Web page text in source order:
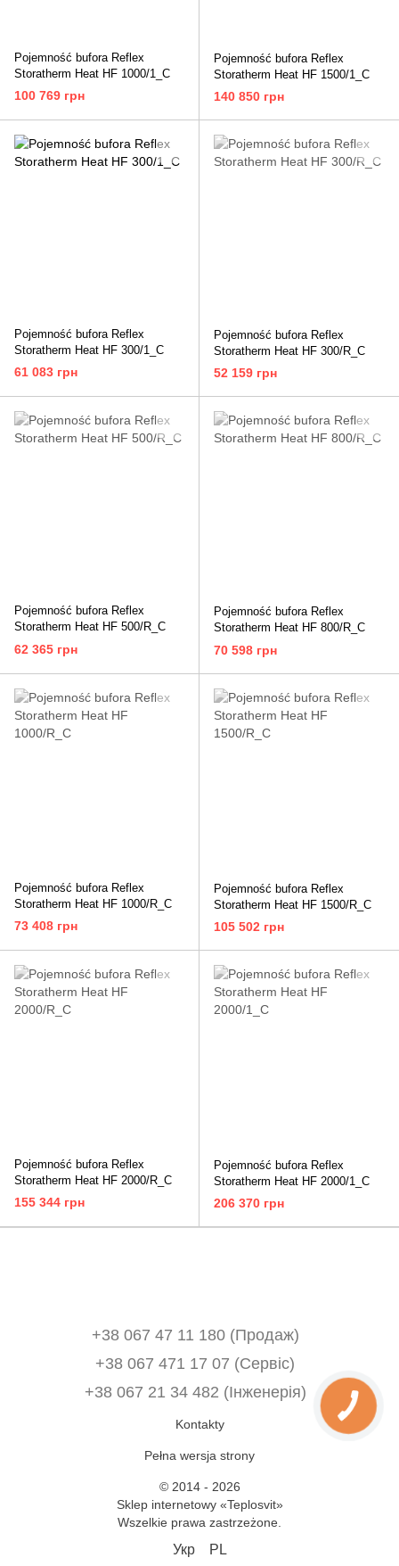
Pojemność bufora Reflex
Storatherm Heat HF 1000/1_C
100 769 грн
Pojemność bufora Reflex
Storatherm Heat HF 1500/1_C
140 850 грн
Pojemność bufora Reflex
Storatherm Heat HF 300/1_C
61 083 грн
Pojemność bufora Reflex
Storatherm Heat HF 300/R_C
52 159 грн
Pojemność bufora Reflex
Storatherm Heat HF 500/R_C
62 365 грн
Pojemność bufora Reflex
Storatherm Heat HF 800/R_C
70 598 грн
Pojemność bufora Reflex
Storatherm Heat HF 1000/R_C
73 408 грн
Pojemność bufora Reflex
Storatherm Heat HF 1500/R_C
105 502 грн
Pojemność bufora Reflex
Storatherm Heat HF 2000/R_C
155 344 грн
Pojemność bufora Reflex
Storatherm Heat HF 2000/1_C
206 370 грн
+38 067 47 11 180 (Продаж)
+38 067 471 17 07 (Сервіс)
‎+38 067 21 34 482 (Інженерія)
Kontakty
Pełna wersja strony
© 2014 - 2026
Sklep internetowy «Teplosvit»
Wszelkie prawa zastrzeżone.
Укр PL